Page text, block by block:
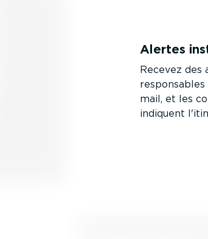
Alertes
Recevez des
mail, et les
indiquent